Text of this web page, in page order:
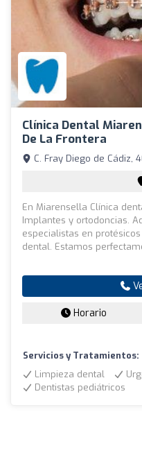
Clínica Dental
De La Frontera
C. Fray Diego de Cádiz,
En Miarensella Clínica
Implantes y ortodoncias.
especialistas en
dental. Estamos
Horario
Servicios y Tratamientos:
Limpieza dental
Dentistas pediátricos